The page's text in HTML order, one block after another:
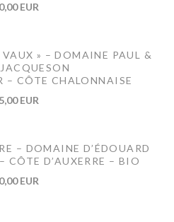
EUR
VAUX » – DOMAINE PAUL &
CÔTE CHALONNAISE
EUR
– DOMAINE D’ÉDOUARD
D’AUXERRE – BIO
EUR